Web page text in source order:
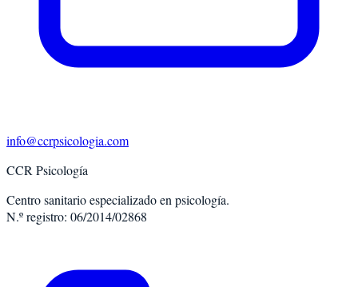
info@ccrpsicologia.com
CCR Psicología
Centro sanitario especializado en psicología.
N.º registro: 06/2014/02868